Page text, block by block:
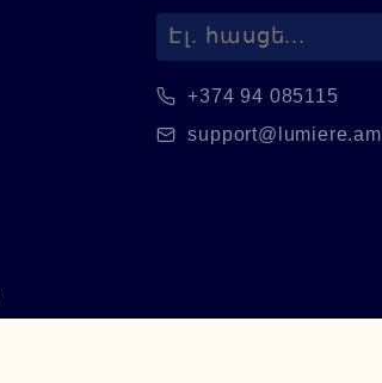
+374 94 085115
support@lumiere.am